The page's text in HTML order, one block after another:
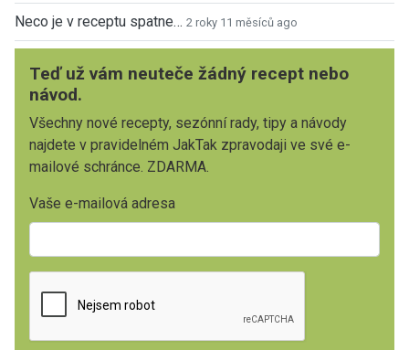
Neco je v receptu spatne… 2 roky 11 měsíců ago
Teď už vám neuteče žádný recept nebo
návod.
Všechny nové recepty, sezónní rady, tipy a návody
najdete v pravidelném JakTak zpravodaji ve své e-
mailové schránce. ZDARMA.
Vaše e-mailová adresa